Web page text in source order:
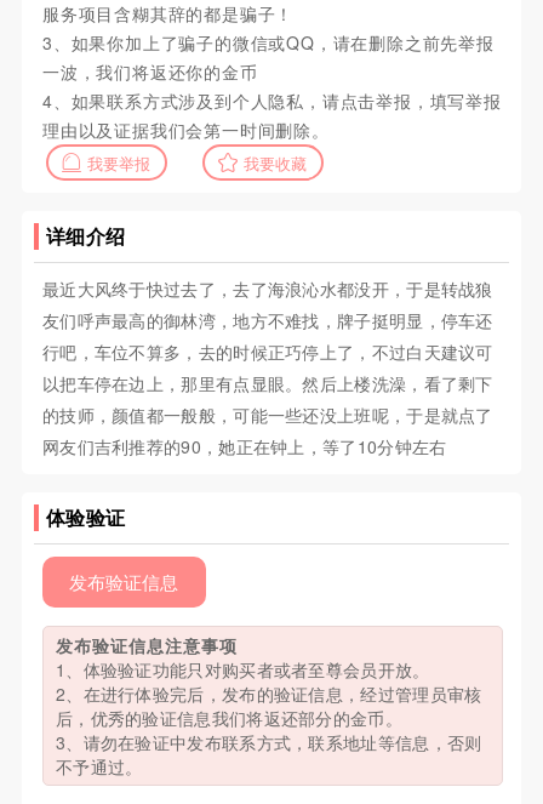
服务项目含糊其辞的都是骗子！
3、如果你加上了骗子的微信或QQ，请在删除之前先举报
一波，我们将返还你的金币
4、如果联系方式涉及到个人隐私，请点击举报，填写举报
理由以及证据我们会第一时间删除。
我要举报 我要收藏
详细介绍
最近大风终于快过去了，去了海浪沁水都没开，于是转战狼
友们呼声最高的御林湾，地方不难找，牌子挺明显，停车还
行吧，车位不算多，去的时候正巧停上了，不过白天建议可
以把车停在边上，那里有点显眼。然后上楼洗澡，看了剩下
的技师，颜值都一般般，可能一些还没上班呢，于是就点了
网友们吉利推荐的90，她正在钟上，等了10分钟左右
体验验证
发布验证信息
发布验证信息注意事项
1、体验验证功能只对购买者或者至尊会员开放。
2、在进行体验完后，发布的验证信息，经过管理员审核
后，优秀的验证信息我们将返还部分的金币。
3、请勿在验证中发布联系方式，联系地址等信息，否则
不予通过。